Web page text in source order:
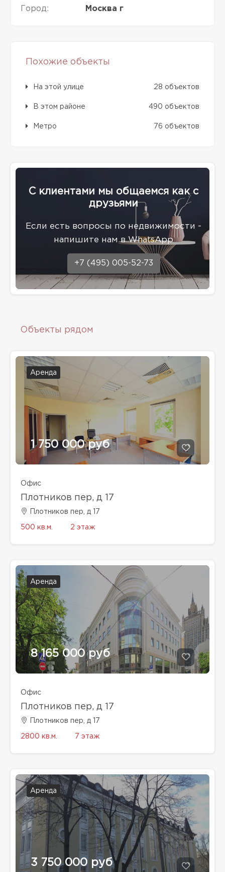
Город: Москва г
Похожие объекты
На этой улице 28 объектов
В этом районе 490 объектов
Метро 76 объектов
С клиентами мы общаемся как с
друзьями
Eсли есть вопросы по недвижимости -
напишите нам в WhatsApp
+7 (495) 005-52-73
Объекты рядом
Аренда
1 750 000 руб
Офис
Плотников пер, д 17
Плотников пер, д 17
500 кв.м. 2 этаж
Аренда
8 165 000 руб
Офис
Плотников пер, д 17
Плотников пер, д 17
2800 кв.м. 7 этаж
Аренда
3 750 000 руб